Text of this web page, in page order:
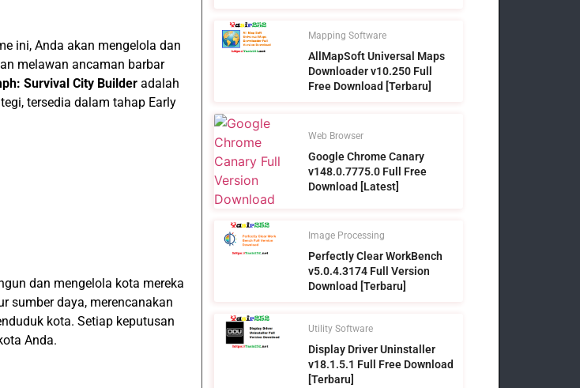
ini, Anda akan mengelola dan
melawan ancaman barbar
Survival City Builder adalah
tersedia dalam tahap Early
dan mengelola kota mereka
sumber daya, merencanakan
kota. Setiap keputusan
Anda.
Mapping Software
AllMapSoft Universal Maps
Downloader v10.250 Full
Free Download [Terbaru]
Web Browser
Google Chrome Canary
v148.0.7775.0 Full Free
Download [Latest]
Image Processing
Perfectly Clear WorkBench
v5.0.4.3174 Full Version
Download [Terbaru]
Utility Software
Display Driver Uninstaller
v18.1.5.1 Full Free Download
[Terbaru]